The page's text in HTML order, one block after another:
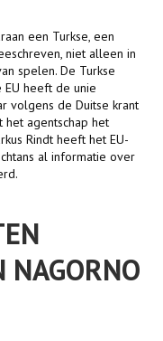
een Turkse, een
niet alleen in
spelen. De Turkse
heeft de unie
volgens de Duitse krant
het agentschap het
Rindt heeft het EU-
al informatie over
NAGORNO